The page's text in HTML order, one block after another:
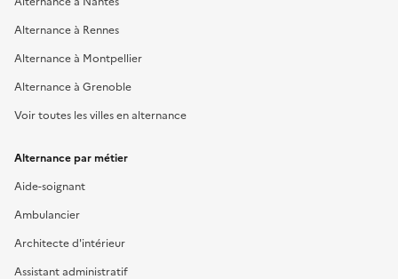
Alternance à Rennes
Alternance à Montpellier
Alternance à Grenoble
Voir toutes les villes en alternance
Alternance par métier
Aide-soignant
Ambulancier
Architecte d'intérieur
Assistant administratif